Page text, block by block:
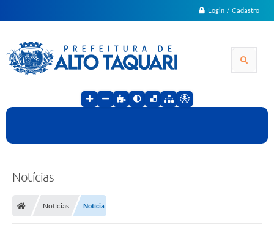
Login / Cadastro
Notícias
Notícias Notícia